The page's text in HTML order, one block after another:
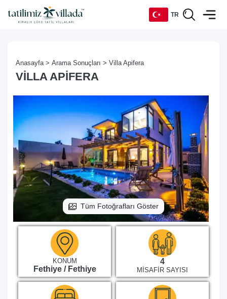
TR
RU
Anasayfa > Arama Sonuçları > Villa Apifera
VILLA APIFERA
Tüm Fotoğrafları Göster
KONUM
Fethiye / Fethiye
4
MISAFIR SAYISI